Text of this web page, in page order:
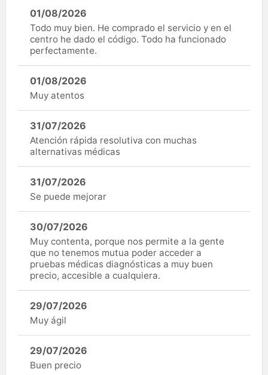
01/08/2026
Todo muy bien. He comprado el servicio y en el
centro he dado el código. Todo ha funcionado
perfectamente.
01/08/2026
Muy atentos
31/07/2026
Atención rápida resolutiva con muchas
alternativas médicas
31/07/2026
Se puede mejorar
30/07/2026
Muy contenta, porque nos permite a la gente
que no tenemos mutua poder acceder a
pruebas médicas diagnósticas a muy buen
precio, accesible a cualquiera.
29/07/2026
Muy ágil
29/07/2026
Buen precio